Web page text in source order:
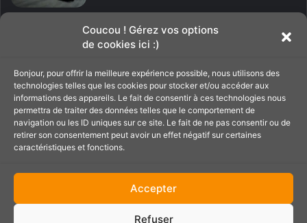
Coucou ! Gérez vos options
de cookies ici :)
Bonjour, pour offrir la meilleure expérience possible, nous utilisons des
technologies telles que les cookies pour stocker et/ou accéder aux
informations des appareils. Le fait de consentir à ces technologies nous
permettra de traiter des données telles que le comportement de
navigation ou les ID uniques sur ce site. Le fait de ne pas consentir ou de
retirer son consentement peut avoir un effet négatif sur certaines
caractéristiques et fonctions.
Accepter
Refuser
P
a
e
p
r
e
P
e
u
t
Soutenir le site
C'est par ici pour filer un petit coup de main au
site ;)